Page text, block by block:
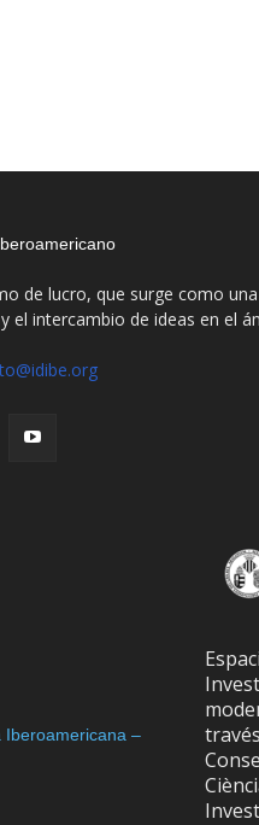
de lucro, que surge como
intercambio de ideas en el
Iberoamericana –